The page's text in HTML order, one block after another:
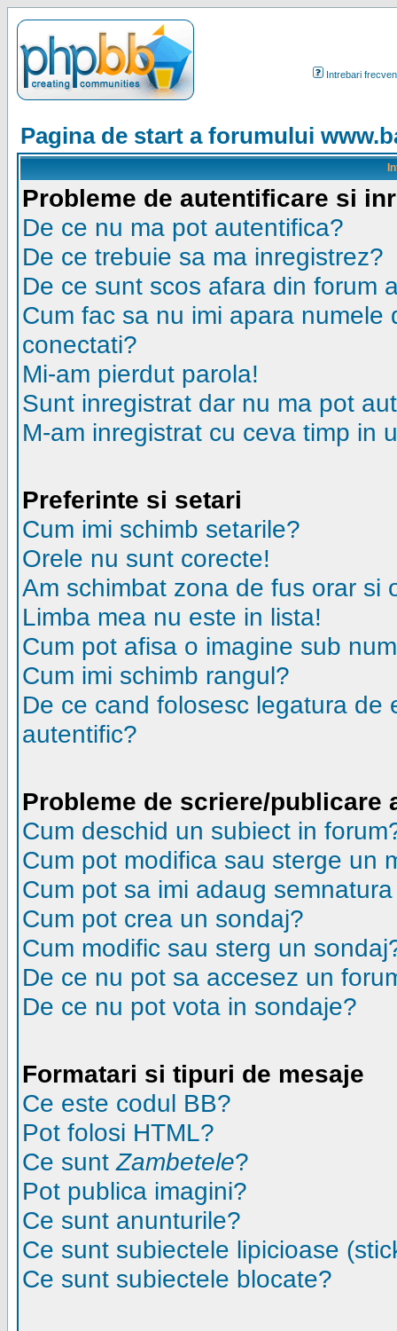
Intrebari
Pagina de start a forumului
Probleme de autentificare si
De ce nu ma pot autentifica?
De ce trebuie sa ma inregistrez?
De ce sunt scos afara din forum
Cum fac sa nu imi apara
conectati?
Mi-am pierdut parola!
Sunt inregistrat dar nu ma pot
M-am inregistrat cu ceva timp in
Preferinte si setari
Cum imi schimb setarile?
Orele nu sunt corecte!
Am schimbat zona de fus orar si
Limba mea nu este in lista!
Cum pot afisa o imagine sub
Cum imi schimb rangul?
De ce cand folosesc legatura de
autentific?
Probleme de scriere/publicare
Cum deschid un subiect in
Cum pot modifica sau sterge un
Cum pot sa imi adaug
Cum pot crea un sondaj?
Cum modific sau sterg un
De ce nu pot sa accesez un
De ce nu pot vota in sondaje?
Formatari si tipuri de mesaje
Ce este codul BB?
Pot folosi HTML?
Ce suntZambetele?
Pot publica imagini?
Ce sunt anunturile?
Ce sunt subiectele lipicioase
Ce sunt subiectele blocate?